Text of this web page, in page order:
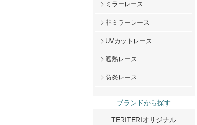
ミラーレース
非ミラーレース
UVカットレース
遮熱レース
防炎レース
ブランドから探す
TERITERIオリジナル